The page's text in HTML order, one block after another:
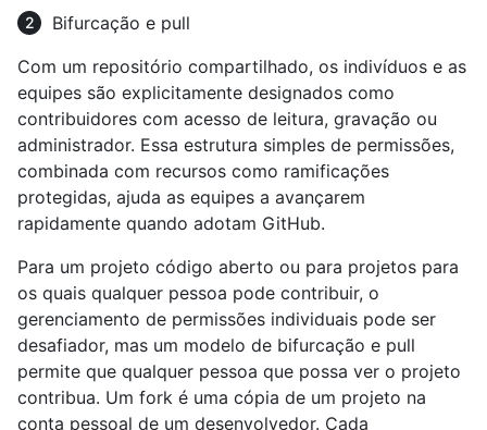
Bifurcação e pull
Com um repositório compartilhado, os indivíduos e as
equipes são explicitamente designados como
contribuidores com acesso de leitura, gravação ou
administrador. Essa estrutura simples de permissões,
combinada com recursos como ramificações
protegidas, ajuda as equipes a avançarem
rapidamente quando adotam GitHub.
Para um projeto código aberto ou para projetos para
os quais qualquer pessoa pode contribuir, o
gerenciamento de permissões individuais pode ser
desafiador, mas um modelo de bifurcação e pull
permite que qualquer pessoa que possa ver o projeto
contribua. Um fork é uma cópia de um projeto na
conta pessoal de um desenvolvedor. Cada